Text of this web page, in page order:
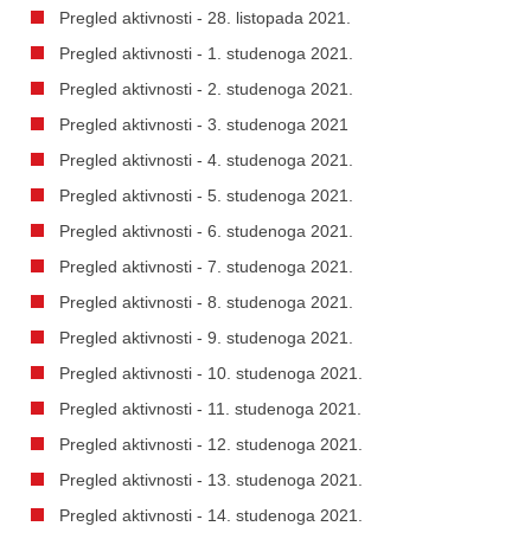
Pregled aktivnosti - 28. listopada 2021.
Pregled aktivnosti - 1. studenoga 2021.
Pregled aktivnosti - 2. studenoga 2021.
Pregled aktivnosti - 3. studenoga 2021
Pregled aktivnosti - 4. studenoga 2021.
Pregled aktivnosti - 5. studenoga 2021.
Pregled aktivnosti - 6. studenoga 2021.
Pregled aktivnosti - 7. studenoga 2021.
Pregled aktivnosti - 8. studenoga 2021.
Pregled aktivnosti - 9. studenoga 2021.
Pregled aktivnosti - 10. studenoga 2021.
Pregled aktivnosti - 11. studenoga 2021.
Pregled aktivnosti - 12. studenoga 2021.
Pregled aktivnosti - 13. studenoga 2021.
Pregled aktivnosti - 14. studenoga 2021.